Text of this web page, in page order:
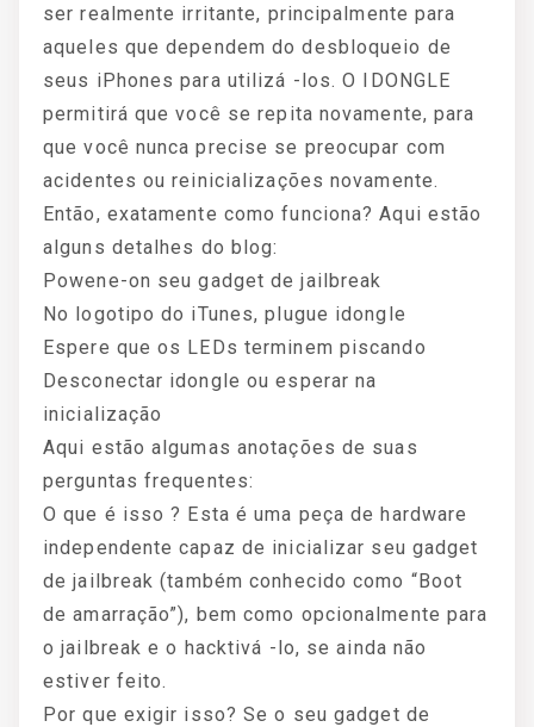
ser realmente irritante, principalmente para
aqueles que dependem do desbloqueio de
seus iPhones para utilizá -los. O IDONGLE
permitirá que você se repita novamente, para
que você nunca precise se preocupar com
acidentes ou reinicializações novamente.
Então, exatamente como funciona? Aqui estão
alguns detalhes do blog:
Powene-on seu gadget de jailbreak
No logotipo do iTunes, plugue idongle
Espere que os LEDs terminem piscando
Desconectar idongle ou esperar na
inicialização
Aqui estão algumas anotações de suas
perguntas frequentes:
O que é isso ? Esta é uma peça de hardware
independente capaz de inicializar seu gadget
de jailbreak (também conhecido como “Boot
de amarração”), bem como opcionalmente para
o jailbreak e o hacktivá -lo, se ainda não
estiver feito.
Por que exigir isso? Se o seu gadget de